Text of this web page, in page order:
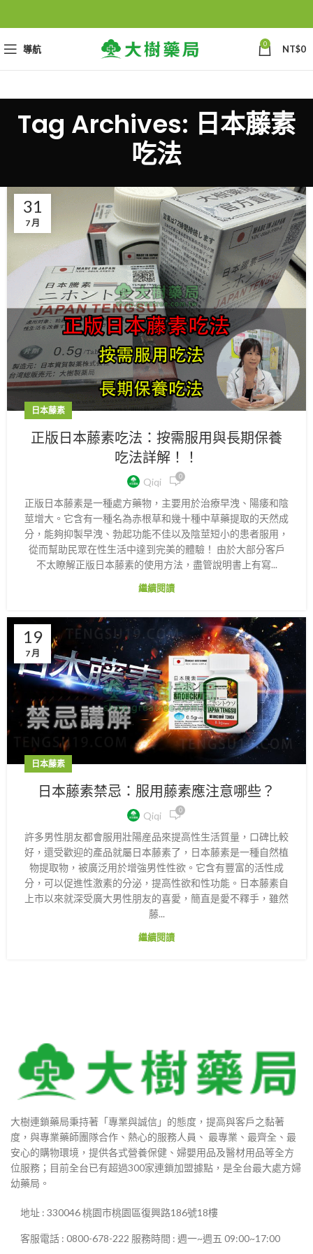
導航 0 NT$0
Tag Archives: 日本藤素
吃法
31
7 月
日本藤素
正版日本藤素吃法：按需服用與長期保養
吃法詳解！！
Qiqi 0
正版日本藤素是一種處方藥物，主要用於治療早洩、陽痿和陰
莖增大。它含有一種名為赤根草和幾十種中草藥提取的天然成
分，能夠抑製早洩、勃起功能不佳以及陰莖短小的患者服用，
從而幫助民眾在性生活中達到完美的體驗！ 由於大部分客戶
不太瞭解正版日本藤素的使用方法，盡管說明書上有寫...
繼續閱讀
19
7 月
日本藤素
日本藤素禁忌：服用藤素應注意哪些？
Qiqi 0
許多男性朋友都會服用壯陽産品來提高性生活質量，口碑比較
好，還受歡迎的產品就屬日本藤素了，日本藤素是一種自然植
物提取物，被廣泛用於增強男性性欲。它含有豐富的活性成
分，可以促進性激素的分泌，提高性欲和性功能。日本藤素自
上市以來就深受廣大男性朋友的喜愛，簡直是愛不釋手，雖然
藤...
繼續閱讀
大樹連鎖藥局秉持著「專業與誠信」的態度，提高與客戶之黏著
度，與專業藥師團隊合作、熱心的服務人員、 最專業、最齊全、最
安心的購物環境，提供各式營養保健、婦嬰用品及醫材用品等全方
位服務；目前全台已有超過300家連鎖加盟據點，是全台最大處方婦
幼藥局。
地址 : 330046 桃園市桃園區復興路186號18樓
客服電話 : 0800-678-222 服務時間 : 週一~週五 09:00~17:00